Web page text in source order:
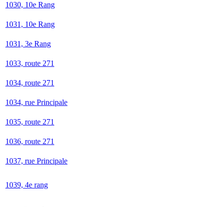
1030, 10e Rang
1031, 10e Rang
1031, 3e Rang
1033, route 271
1034, route 271
1034, rue Principale
1035, route 271
1036, route 271
1037, rue Principale
1039, 4e rang